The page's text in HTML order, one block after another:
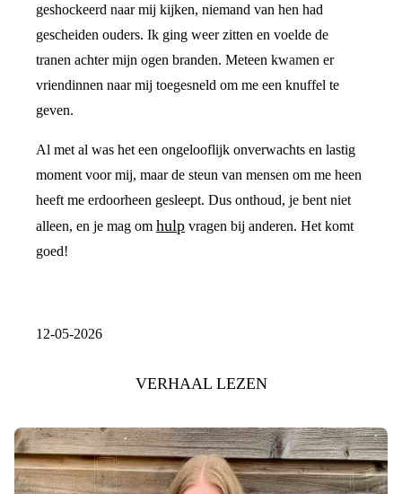
geshockeerd naar mij kijken, niemand van hen had
gescheiden ouders. Ik ging weer zitten en voelde de
tranen achter mijn ogen branden. Meteen kwamen er
vriendinnen naar mij toegesneld om me een knuffel te
geven.
Al met al was het een ongelooflijk onverwachts en lastig
moment voor mij, maar de steun van mensen om me heen
heeft me erdoorheen gesleept. Dus onthoud, je bent niet
alleen, en je mag om hulp vragen bij anderen. Het komt
goed!
12-05-2026
VERHAAL LEZEN